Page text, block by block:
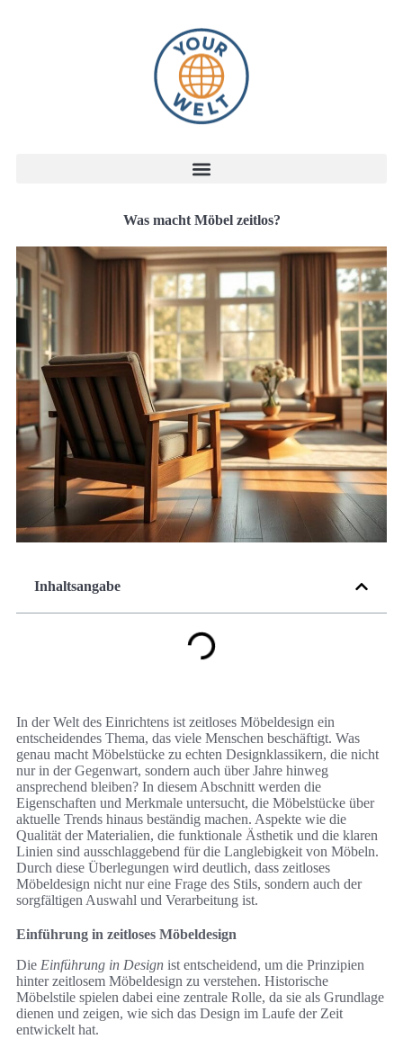
Was macht Möbel zeitlos?
Inhaltsangabe
In der Welt des Einrichtens ist zeitloses Möbeldesign ein
entscheidendes Thema, das viele Menschen beschäftigt. Was
genau macht Möbelstücke zu echten Designklassikern, die nicht
nur in der Gegenwart, sondern auch über Jahre hinweg
ansprechend bleiben? In diesem Abschnitt werden die
Eigenschaften und Merkmale untersucht, die Möbelstücke über
aktuelle Trends hinaus beständig machen. Aspekte wie die
Qualität der Materialien, die funktionale Ästhetik und die klaren
Linien sind ausschlaggebend für die Langlebigkeit von Möbeln.
Durch diese Überlegungen wird deutlich, dass zeitloses
Möbeldesign nicht nur eine Frage des Stils, sondern auch der
sorgfältigen Auswahl und Verarbeitung ist.
Einführung in zeitloses Möbeldesign
Die Einführung in Design ist entscheidend, um die Prinzipien
hinter zeitlosem Möbeldesign zu verstehen. Historische
Möbelstile spielen dabei eine zentrale Rolle, da sie als Grundlage
dienen und zeigen, wie sich das Design im Laufe der Zeit
entwickelt hat.